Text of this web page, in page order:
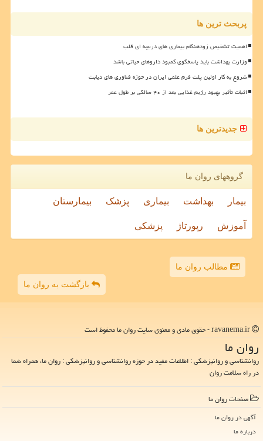
پربحث ترین ها
اهمیت تشخیص زودهنگام بیماری های دریچه ای قلب
وزارت بهداشت باید پاسخگوی کمبود داروهای حیاتی باشد
شروع به کار اولین پلت فرم علمی ایران در حوزه فناوری های دیابت
اثبات تأثیر بهبود رژیم غذایی بعد از ۴۰ سالگی بر طول عمر
جدیدترین ها
گروههای روان ما
بیمار بهداشت بیماری پزشک بیمارستان
آموزش رپورتاژ پزشکی
مطالب روان ما
بازگشت به روان ما
روان ما
روانشناسی و روانپزشکی : اطلاعات مفید در حوزه روانشناسی و روانپزشکی : روان ما، همراه شما
در راه سلامت روان
صفحات روان ما
آگهی در روان ما
درباره ما